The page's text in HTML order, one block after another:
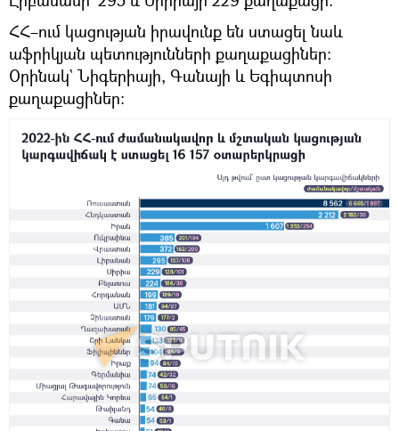
ՀՀ–ում կացության իրավունք են ստացել նաև
աֆրիկյան պետությունների քաղաքացիներ։
Օրինակ` Նիգերիայի, Գանայի և Եգիպտոսի
քաղաքացիներ։